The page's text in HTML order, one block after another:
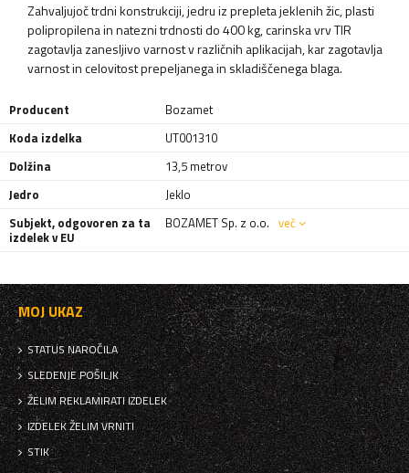
Zahvaljujoč trdni konstrukciji, jedru iz prepleta jeklenih žic, plasti
polipropilena in natezni trdnosti do 400 kg, carinska vrv TIR
zagotavlja zanesljivo varnost v različnih aplikacijah, kar zagotavlja
varnost in celovitost prepeljanega in skladiščenega blaga.
Producent
Bozamet
Koda izdelka
UT001310
Dolžina
13,5 metrov
Jedro
Jeklo
Subjekt, odgovoren za ta
izdelek v EU
BOZAMET Sp. z o.o. več
MOJ UKAZ
STATUS NAROČILA
SLEDENJE POŠILJK
ŽELIM REKLAMIRATI IZDELEK
IZDELEK ŽELIM VRNITI
STIK